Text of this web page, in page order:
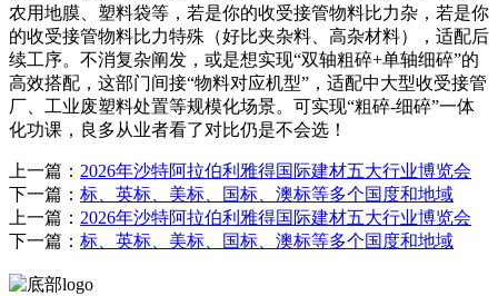
农用地膜、塑料袋等，若是你的收受接管物料比力杂，若是你
的收受接管物料比力特殊（好比夹杂料、高杂材料），适配后
续工序。不消复杂阐发，或是想实现“双轴粗碎+单轴细碎”的
高效搭配，这部门间接“物料对应机型”，适配中大型收受接管
厂、工业废塑料处置等规模化场景。可实现“粗碎-细碎”一体
化功课，良多从业者看了对比仍是不会选！
上一篇： 2026年沙特阿拉伯利雅得国际建材五大行业博览会
下一篇： 标、英标、美标、国标、澳标等多个国度和地域
上一篇： 2026年沙特阿拉伯利雅得国际建材五大行业博览会
下一篇： 标、英标、美标、国标、澳标等多个国度和地域